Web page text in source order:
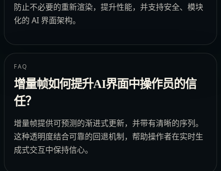
防止不必要的重新渲染，提升性能，并支持安全、模块
化的 AI 界面架构。
FAQ
增量帧如何提升AI界面中操作员的信
任？
增量帧提供可预测的渐进式更新，并带有清晰的序列。
这种透明度结合可靠的回退机制，帮助操作者在实时生
成式交互中保持信心。